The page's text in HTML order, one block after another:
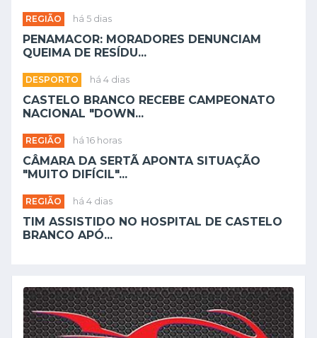
REGIÃO há 5 dias
PENAMACOR: MORADORES DENUNCIAM
QUEIMA DE RESÍDU...
DESPORTO há 4 dias
CASTELO BRANCO RECEBE CAMPEONATO
NACIONAL "DOWN...
REGIÃO há 16 horas
CÂMARA DA SERTÃ APONTA SITUAÇÃO
"MUITO DIFÍCIL"...
REGIÃO há 4 dias
TIM ASSISTIDO NO HOSPITAL DE CASTELO
BRANCO APÓ...